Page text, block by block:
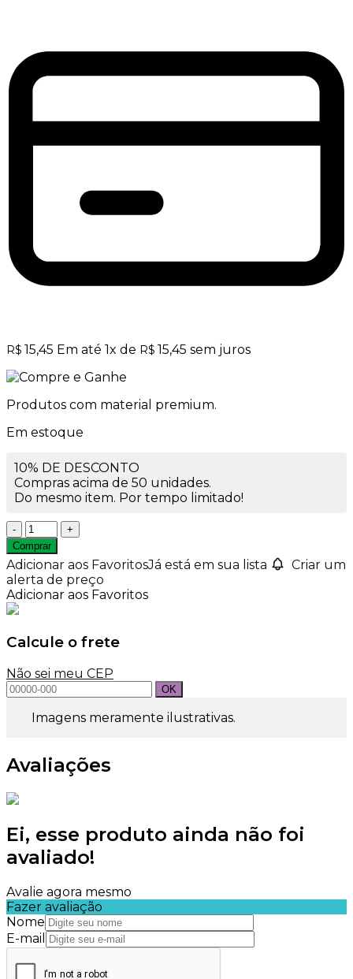
R$ 15,45 Em até 1x de R$ 15,45 sem juros
Produtos com material premium.
Em estoque
10% DE DESCONTO
Compras acima de 50 unidades.
Do mesmo item. Por tempo limitado!
Frasco
de
Vidro
200ml
Paris
Rosca
quantidade
Comprar
Adicionar aos FavoritosJá está em sua lista
Criar um
alerta de preço
Adicionar aos Favoritos
Calcule o frete
Não sei meu CEP
Imagens meramente ilustrativas.
Avaliações
Ei, esse produto ainda não foi
avaliado!
Avalie agora mesmo
Fazer avaliação
Nome
E-mail